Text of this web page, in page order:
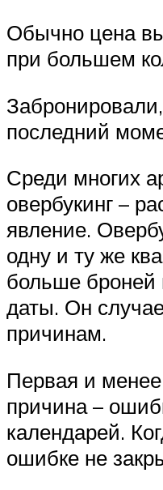
Обычно цена
при большем
последний
Среди многих
овербукинг –
явление.
одну и ту же
больше броней
даты. Он
причинам.
Первая и
причина –
календарей.
ошибке не